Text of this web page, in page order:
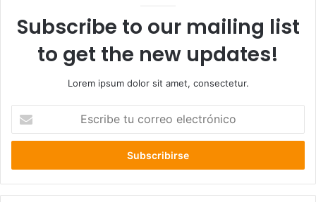
Subscribe to our mailing list
to get the new updates!
Lorem ipsum dolor sit amet, consectetur.
correo